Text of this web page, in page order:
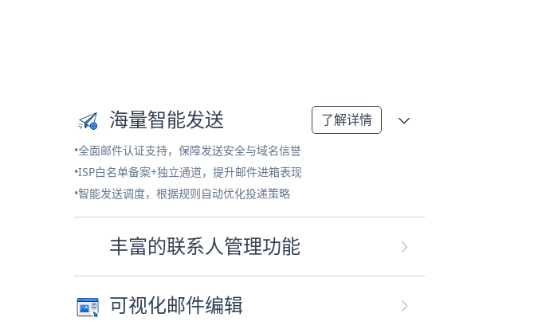
海量智能发送 了解详情
•全面邮件认证支持，保障发送安全与域名信誉
•ISP白名单备案+独立通道，提升邮件进箱表现
•智能发送调度，根据规则自动优化投递策略
丰富的联系人管理功能
可视化邮件编辑